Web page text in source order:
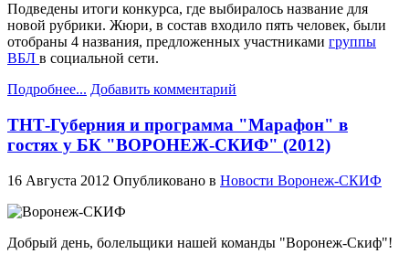
Подведены итоги конкурса, где выбиралось название для
новой рубрики. Жюри, в состав входило пять человек, были
отобраны 4 названия, предложенных участниками группы
ВБЛ в социальной сети.
Подробнее... Добавить комментарий
ТНТ-Губерния и программа "Марафон" в
гостях у БК "ВОРОНЕЖ-СКИФ" (2012)
16 Августа 2012 Опубликовано в Новости Воронеж-СКИФ
Добрый день, болельщики нашей команды "Воронеж-Скиф"!